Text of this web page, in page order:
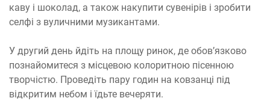
каву і шоколад, а також накупити сувенірів і зробити
селфі з вуличними музикантами.
У другий день йдіть на площу ринок, де обов’язково
познайомитеся з місцевою колоритною пісенною
творчістю. Проведіть пару годин на ковзанці під
відкритим небом і їдьте вечеряти.